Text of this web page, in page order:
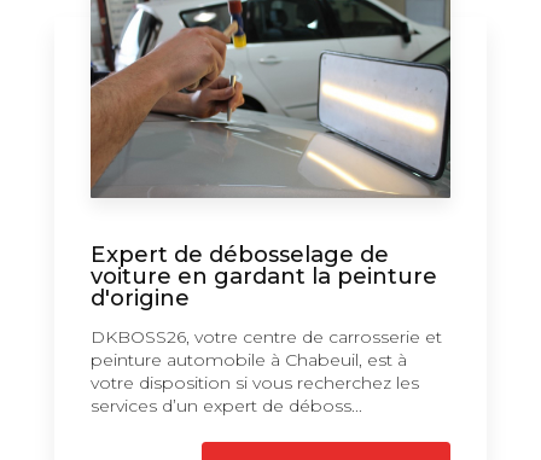
Expert de débosselage de
voiture en gardant la peinture
d'origine
DKBOSS26, votre centre de carrosserie et
peinture automobile à Chabeuil, est à
votre disposition si vous recherchez les
services d’un expert de déboss...